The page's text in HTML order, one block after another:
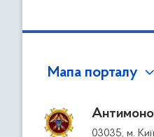
Мапа порталу
03035, м.